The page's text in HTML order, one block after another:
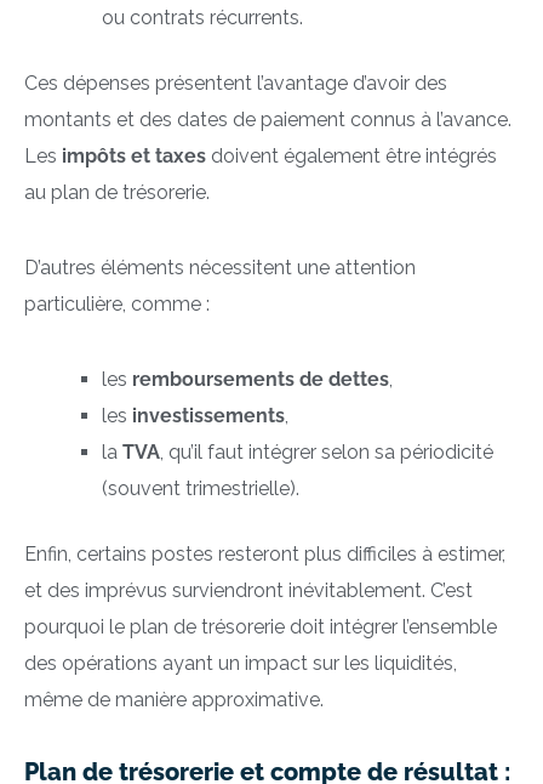
ou contrats récurrents.
Ces dépenses présentent l’avantage d’avoir des
montants et des dates de paiement connus à l’avance.
Les impôts et taxes doivent également être intégrés
au plan de trésorerie.
D’autres éléments nécessitent une attention
particulière, comme :
les remboursements de dettes
les investissements
la TVA , qu’il faut intégrer selon sa périodicité
(souvent trimestrielle).
Enfin, certains postes resteront plus difficiles à estimer,
et des imprévus surviendront inévitablement. C’est
pourquoi le plan de trésorerie doit intégrer l’ensemble
des opérations ayant un impact sur les liquidités,
même de manière approximative.
Plan de trésorerie et compte de résultat :